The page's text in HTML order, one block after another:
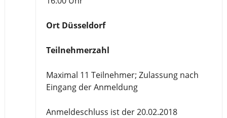
Ort Düsseldorf
Teilnehmerzahl
Maximal 11 Teilnehmer; Zulassung nach
Eingang der Anmeldung
Anmeldeschluss ist der 20.02.2018